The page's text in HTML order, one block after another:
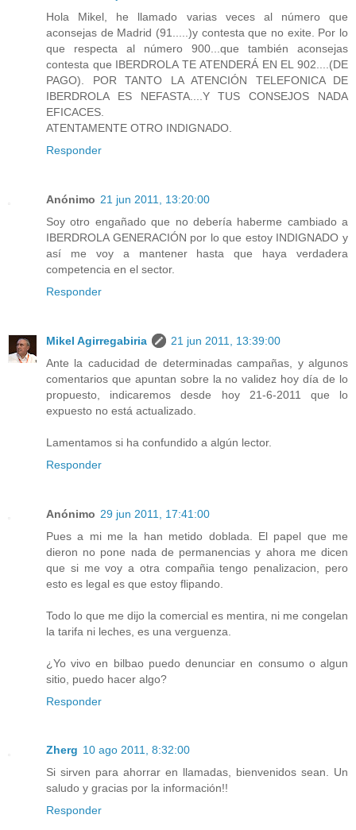
Hola Mikel, he llamado varias veces al número que
aconsejas de Madrid (91.....)y contesta que no exite. Por lo
que respecta al número 900...que también aconsejas
contesta que IBERDROLA TE ATENDERÁ EN EL 902....(DE
PAGO). POR TANTO LA ATENCIÓN TELEFONICA DE
IBERDROLA ES NEFASTA....Y TUS CONSEJOS NADA
EFICACES.
ATENTAMENTE OTRO INDIGNADO.
Responder
Anónimo 21 jun 2011, 13:20:00
Soy otro engañado que no debería haberme cambiado a
IBERDROLA GENERACIÓN por lo que estoy INDIGNADO y
así me voy a mantener hasta que haya verdadera
competencia en el sector.
Responder
Mikel Agirregabiria
21 jun 2011, 13:39:00
Ante la caducidad de determinadas campañas, y algunos
comentarios que apuntan sobre la no validez hoy día de lo
propuesto, indicaremos desde hoy 21-6-2011 que lo
expuesto no está actualizado.
Lamentamos si ha confundido a algún lector.
Responder
Anónimo 29 jun 2011, 17:41:00
Pues a mi me la han metido doblada. El papel que me
dieron no pone nada de permanencias y ahora me dicen
que si me voy a otra compañia tengo penalizacion, pero
esto es legal es que estoy flipando.
Todo lo que me dijo la comercial es mentira, ni me congelan
la tarifa ni leches, es una verguenza.
¿Yo vivo en bilbao puedo denunciar en consumo o algun
sitio, puedo hacer algo?
Responder
Zherg 10 ago 2011, 8:32:00
Si sirven para ahorrar en llamadas, bienvenidos sean. Un
saludo y gracias por la información!!
Responder